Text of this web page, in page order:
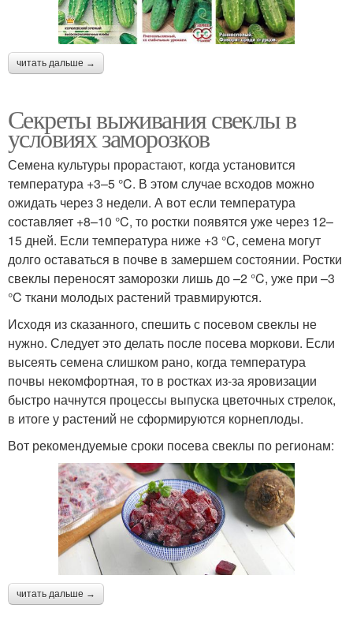
читать дальше →
Секреты выживания свеклы в
условиях заморозков
Семена культуры прорастают, когда установится
температура +3–5 °C. В этом случае всходов можно
ожидать через 3 недели. А вот если температура
составляет +8–10 °C, то ростки появятся уже через 12–
15 дней. Если температура ниже +3 °C, семена могут
долго оставаться в почве в замершем состоянии. Ростки
свеклы переносят заморозки лишь до –2 °C, уже при –3
°C ткани молодых растений травмируются.
Исходя из сказанного, спешить с посевом свеклы не
нужно. Следует это делать после посева моркови. Если
высеять семена слишком рано, когда температура
почвы некомфортная, то в ростках из-за яровизации
быстро начнутся процессы выпуска цветочных стрелок,
в итоге у растений не сформируются корнеплоды.
Вот рекомендуемые сроки посева свеклы по регионам:
читать дальше →